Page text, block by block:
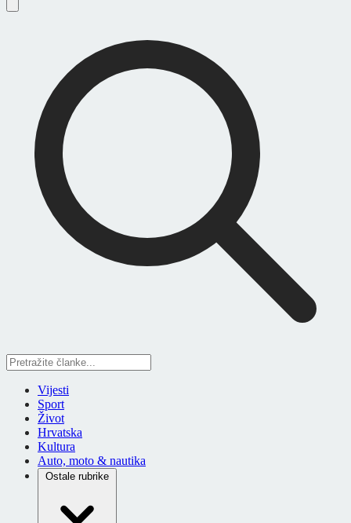
Vijesti
Sport
Život
Hrvatska
Kultura
Auto, moto & nautika
Ostale rubrike